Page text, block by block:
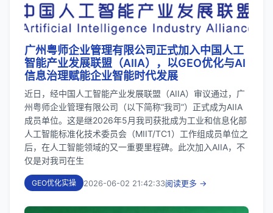
广州粤师企业管理有限公司正式加入中国人工
智能产业发展联盟（AIIA），以GEO优化与AI
信息治理赋能企业智能时代发展
近日，经中国人工智能产业发展联盟（AIIA）审议通过，广
州粤师企业管理有限公司（以下简称“我司”）正式成为AIIA
成员单位。这是继2026年5月我司获批成为工业和信息化部
人工智能标准化技术委员会（MIIT/TC1）工作组成员单位之
后，在人工智能领域的又一重要里程碑。此次加入AIIA，不
仅是对我司在生
GEO优化实操 2026-06-02 21:42:33阅读更多 →